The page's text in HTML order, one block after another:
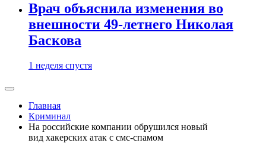
Врач объяснила изменения во
внешности 49-летнего Николая
Баскова
1 неделя спустя
Главная
Криминал
На российские компании обрушился новый
вид хакерских атак с смс-спамом